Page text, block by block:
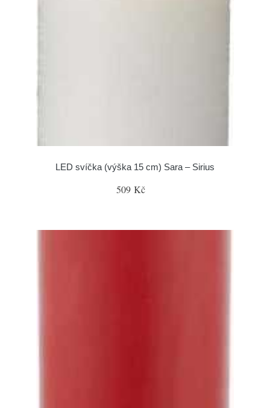
LED svíčka (výška 15 cm) Sara – Sirius
509 Kč